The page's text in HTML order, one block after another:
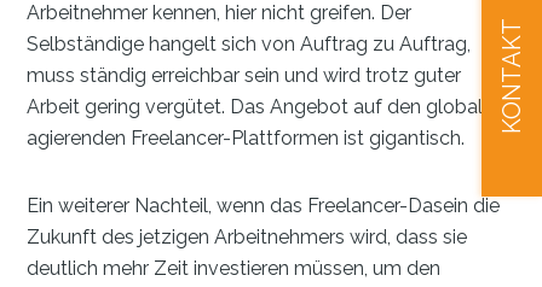
KONTAKT
Arbeitnehmer kennen, hier nicht greifen. Der
Selbständige hangelt sich von Auftrag zu Auftrag,
muss ständig erreichbar sein und wird trotz guter
Arbeit gering vergütet. Das Angebot auf den global
agierenden Freelancer-Plattformen ist gigantisch.
Ein weiterer Nachteil, wenn das Freelancer-Dasein die
Zukunft des jetzigen Arbeitnehmers wird, dass sie
deutlich mehr Zeit investieren müssen, um den